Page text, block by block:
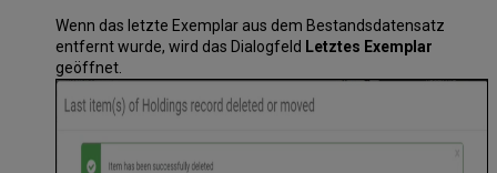
Wenn das letzte Exemplar aus dem Bestandsdatensatz
entfernt wurde, wird das Dialogfeld Letztes Exemplar
geöffnet.